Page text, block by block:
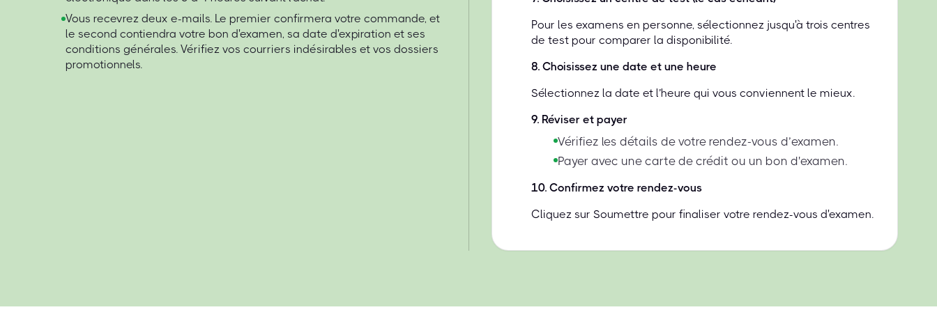
Vous recevrez deux e-mails. Le premier confirmera votre commande, et
le second contiendra votre bon d'examen, sa date d'expiration et ses
conditions générales. Vérifiez vos courriers indésirables et vos dossiers
promotionnels.
Pour les examens en personne, sélectionnez jusqu'à trois centres
de test pour comparer la disponibilité.
8. Choisissez une date et une heure
Sélectionnez la date et l’heure qui vous conviennent le mieux.
9. Réviser et payer
Vérifiez les détails de votre rendez-vous d’examen.
Payer avec une carte de crédit ou un bon d'examen.
10. Confirmez votre rendez-vous
Cliquez sur Soumettre pour finaliser votre rendez-vous d'examen.